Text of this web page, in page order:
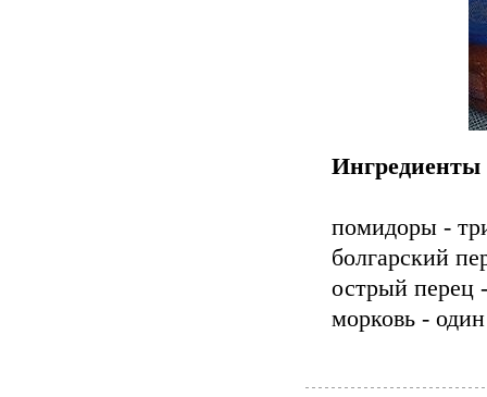
Ингредиенты
помидоры -
болгарский
острый перец
морковь -